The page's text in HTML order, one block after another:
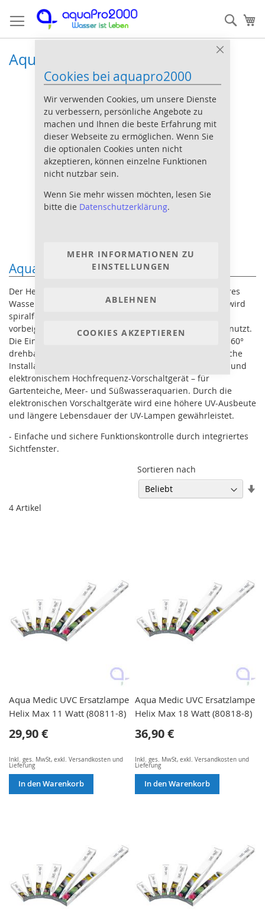
Cookies bei aquapro2000
Wir verwenden Cookies, um unsere Dienste
zu verbessern, persönliche Angebote zu
machen und Ihnen die beste Erfahrung mit
dieser Webseite zu ermöglichen. Wenn Sie
die optionalen Cookies unten nicht
akzeptieren, können einzelne Funktionen
nicht nutzbar sein.
Wenn Sie mehr wissen möchten, lesen Sie
bitte die Datenschutzerklärung.
COOKIES AKZEPTIEREN
MEHR INFORMATIONEN ZU
EINSTELLUNGEN
ABLEHNEN
zum
Aqua Medic Helix Max UV Klärer
Aqua Medic Helix Max
Der Helix Max vernichtet Schwebealgen und schafft klares
Wasser im Aquarium oder im Gartenteich. Das Wasser wird
spiralförmig mit langer Kontaktzeit am Quarzrohr
vorbeigeführt. Die UV-Strahlung wird dabei maximal genutzt.
Die Ein- und Auslassöffnungen der Helix Max sind um 360°
drehbar. Dies ermöglicht eine platzsparende und einfache
Installation. Alle Helix Max sind mit einem Gummikabel und
elektronischem Hochfrequenz-Vorschaltgerät – für
Gartenteiche, Meer- und Süßwasseraquarien. Durch die
elektronischen Vorschaltgeräte wird eine höhere UV-Ausbeute
und längere Lebensdauer der UV-Lampen gewährleistet.
- Einfache und sichere Funktionskontrolle durch integriertes
Sichtfenster.
4 Artikel
Sortieren nach
Aqua Medic UVC Ersatzlampe
Helix Max 11 Watt (80811-8)
29,90 €
Inkl. ges. MwSt, exkl. Versandkosten und
Lieferung
In den Warenkorb
Aqua Medic UVC Ersatzlampe
Helix Max 18 Watt (80818-8)
36,90 €
Inkl. ges. MwSt,exkl.Versandkosten und
Lieferung
In den Warenkorb